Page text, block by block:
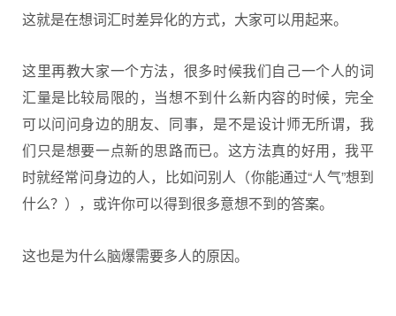
这就是在想词汇时差异化的方式，大家可以用起来。
这里再教大家一个方法，很多时候我们自己一个人的词
汇量是比较局限的，当想不到什么新内容的时候，完全
可以问问身边的朋友、同事，是不是设计师无所谓，我
们只是想要一点新的思路而已。这方法真的好用，我平
时就经常问身边的人，比如问别人（你能通过“人气”想到
什么？），或许你可以得到很多意想不到的答案。
这也是为什么脑爆需要多人的原因。